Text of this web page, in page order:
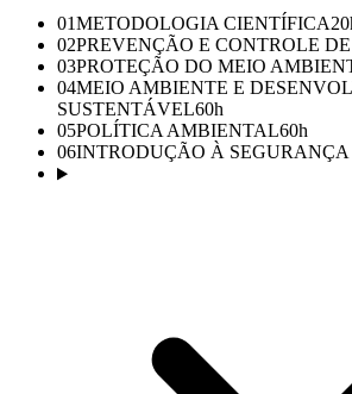
01METODOLOGIA CIENTÍFICA20
02PREVENÇÃO E CONTROLE DE
03PROTEÇÃO DO MEIO
04MEIO AMBIENTE E
SUSTENTÁVEL60h
05POLÍTICA AMBIENTAL60h
06INTRODUÇÃO À